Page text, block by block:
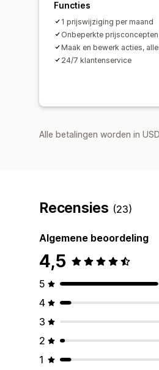
Functies
1 prijswijziging per maand
Onbeperkte prijsconcepten
Maak en bewerk acties,
24/7 klantenservice
Alle betalingen worden in
Recensies (23)
Algemene beoordeling
4,5
5
4
3
2
1